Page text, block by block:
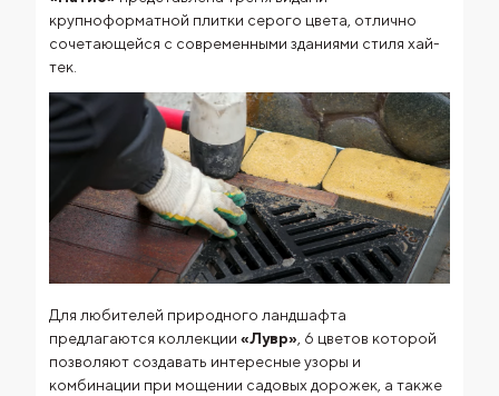
крупноформатной плитки серого цвета, отлично
сочетающейся с современными зданиями стиля хай-
тек.
Для любителей природного ландшафта
предлагаются коллекции «Лувр» , 6 цветов которой
позволяют создавать интересные узоры и
комбинации при мощении садовых дорожек, а также